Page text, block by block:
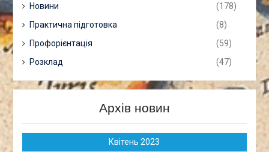
Новини
(178)
Практична підготовка
(8)
Профорієнтація
(59)
Розклад
(47)
Архів новин
Квітень 2023